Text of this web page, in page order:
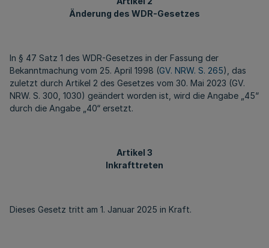
Änderung des WDR-Gesetzes
In § 47 Satz 1 des WDR-Gesetzes in der Fassung der
Bekanntmachung vom 25. April 1998 (GV. NRW. S. 265), das
zuletzt durch Artikel 2 des Gesetzes vom 30. Mai 2023 (GV.
NRW. S. 300, 1030) geändert worden ist, wird die Angabe „45“
durch die Angabe „40“ ersetzt.
Artikel 3
Inkrafttreten
Dieses Gesetz tritt am 1. Januar 2025 in Kraft.